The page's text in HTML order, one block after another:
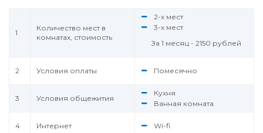
1
Количество мест в
комнатах, стоимость
2-х мест
3-х мест.
За 1 месяц - 2150 рублей
2 Условия оплаты Помесячно
3 Условия общежития
Кухня
Ванная комната
4 Интернет Wi-fi